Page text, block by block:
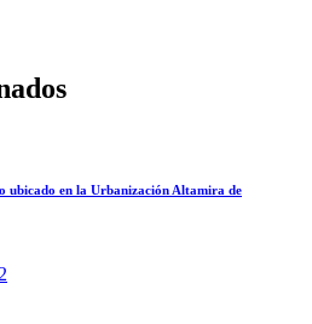
ubicado en la Urbanización Altamira de